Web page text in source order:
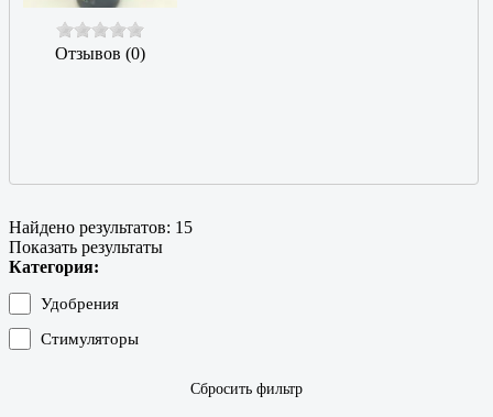
Отзывов (0)
Найдено результатов: 15
Показать результаты
Категория:
Удобрения
Стимуляторы
Сбросить фильтр